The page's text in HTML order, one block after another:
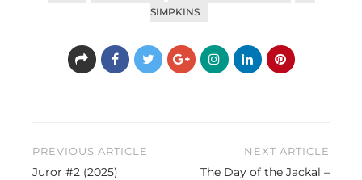
SIMPKINS
Beitragsnavigation
PREVIOUS ARTICLE
Juror #2 (2025)
NEXT ARTICLE
The Day of the Jackal –